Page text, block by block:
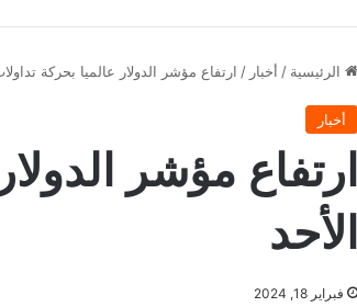
الرئيسية / أخبار / ارتفاع مؤشر الدولار عالميا بحركة
أخبار
ارتفاع مؤشر
الأحد
فبراير 18, 2024